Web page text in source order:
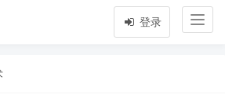
登录